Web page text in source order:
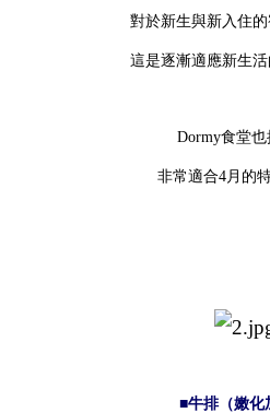
對於新生與新入住的
這是逐漸適應新生活
Dormy食堂也
非常適合4月的
■牛排（嫩化